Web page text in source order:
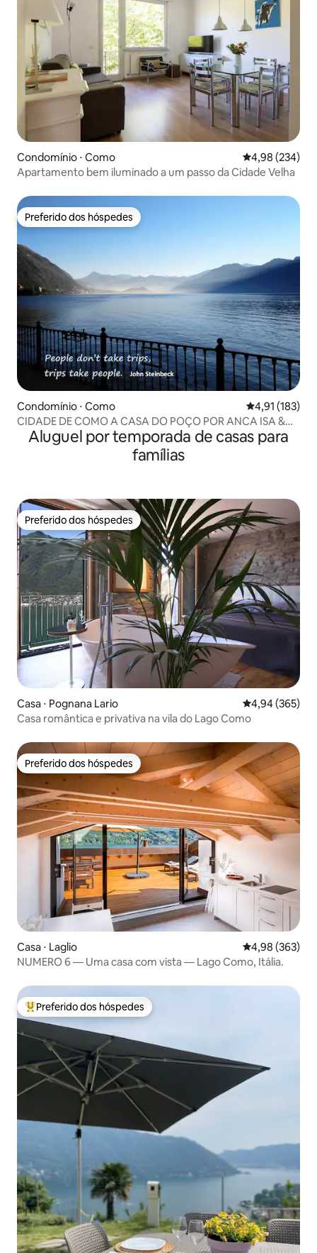
Condomínio ⋅ Como 4,98 de uma
4,98 (234)
Apartamento bem iluminado a um passo da Cidade Velha
Preferido dos hóspedes
Preferido dos hóspedes
Condomínio ⋅ Como 4,91 de uma
4,91 (183)
CIDADE DE COMO A CASA DO POÇO POR ANCA ISA &
ROBY
Aluguel por temporada de casas para
famílias
Preferido dos hóspedes
Preferido dos hóspedes
Casa ⋅ Pognana Lario 4,94 de uma
4,94 (365)
Casa romântica e privativa na vila do Lago Como
Preferido dos hóspedes
Preferido dos hóspedes
Casa ⋅ Laglio 4,98 de uma
4,98 (363)
NUMERO 6 — Uma casa com vista — Lago Como, Itália.
Entre os melhores preferidos dos hóspedes
Preferido dos hóspedes